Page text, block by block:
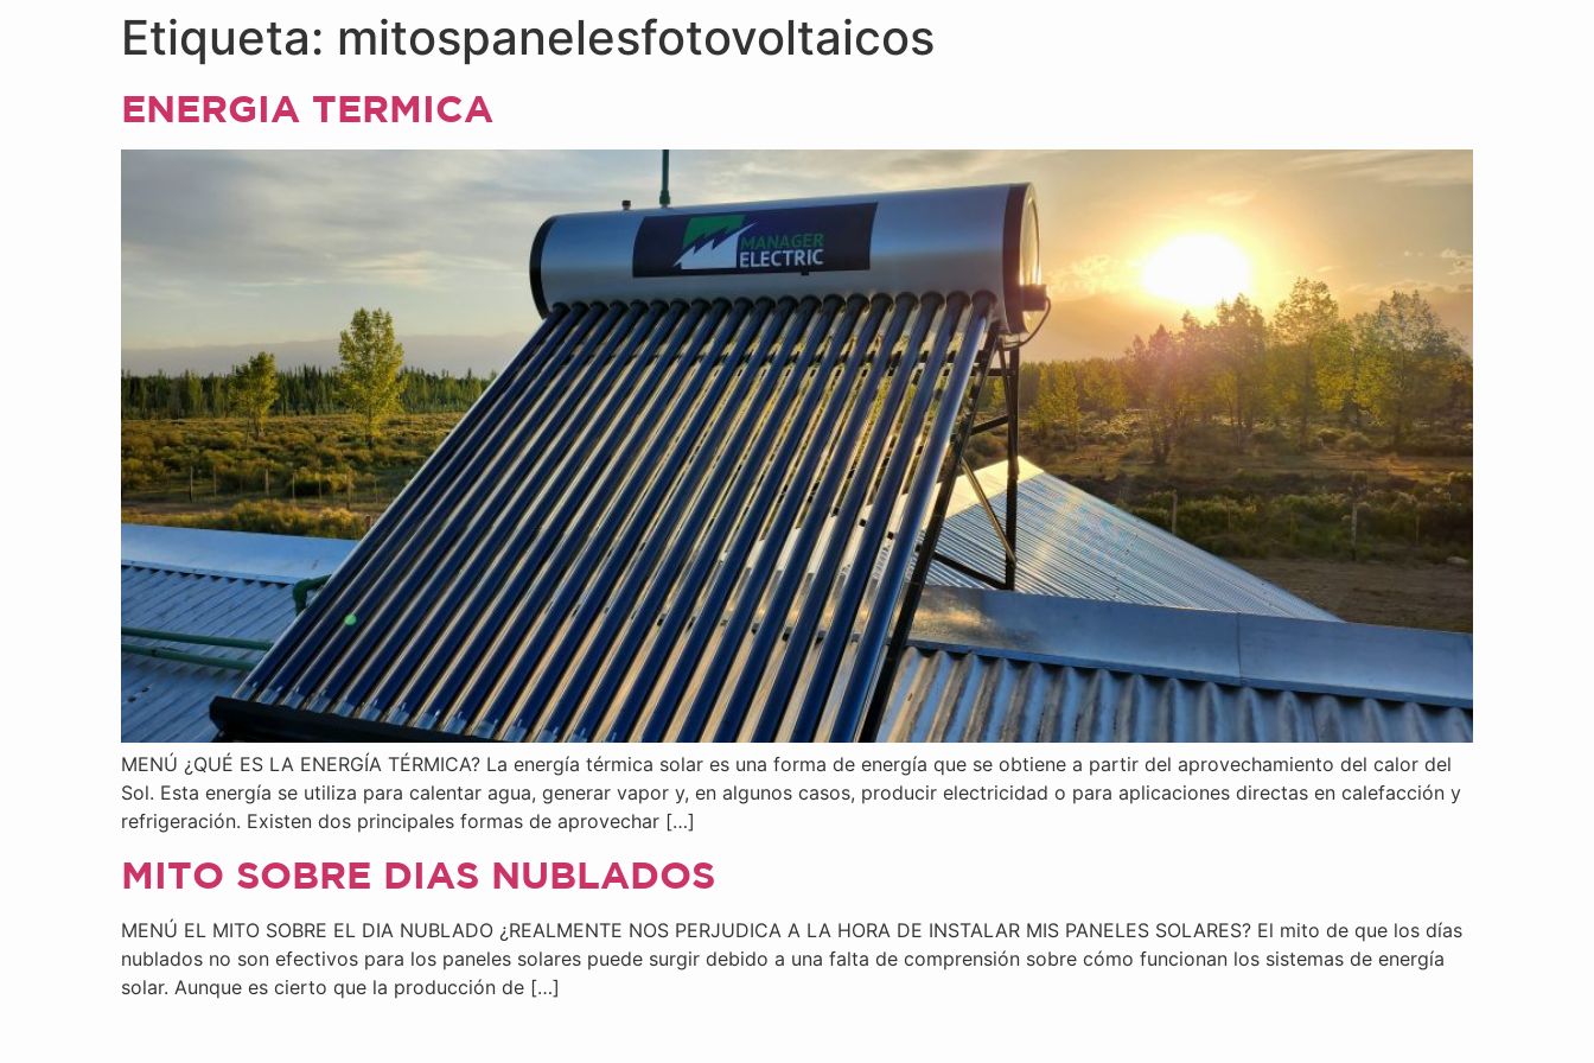
Etiqueta: mitospanelesfotovoltaicos
ENERGIA TERMICA
MENÚ ¿QUÉ ES LA ENERGÍA TÉRMICA? La energía térmica solar es una forma de energía que se obtiene a partir del aprovechamiento del calor del
Sol. Esta energía se utiliza para calentar agua, generar vapor y, en algunos casos, producir electricidad o para aplicaciones directas en calefacción y
refrigeración. Existen dos principales formas de aprovechar […]
MITO SOBRE DIAS NUBLADOS
MENÚ EL MITO SOBRE EL DIA NUBLADO ¿REALMENTE NOS PERJUDICA A LA HORA DE INSTALAR MIS PANELES SOLARES? El mito de que los días
nublados no son efectivos para los paneles solares puede surgir debido a una falta de comprensión sobre cómo funcionan los sistemas de energía
solar. Aunque es cierto que la producción de […]